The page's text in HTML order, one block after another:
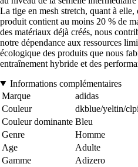
La tige en mesh stretch, quant à
produit contient au moins 20 % de
des matériaux déjà créés, nous
notre dépendance aux ressources
écologique des produits que nous
entraînement hybride et des
Informations complémentaires
Marque
adidas
Couleur
dkblue/yeltin/
Couleur dominante Bleu
Genre
Homme
Age
Adulte
Gamme
Adizero